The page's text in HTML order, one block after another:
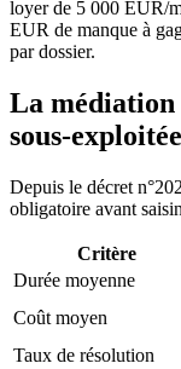
loyer de 5 000 EUR/
EUR de manque à
par dossier.
La
sous-exploitée
Depuis le décret
obligatoire avant
Critère
Durée moyenne
Coût moyen
Taux de résolution